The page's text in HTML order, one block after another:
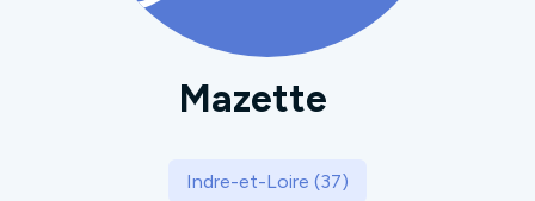
Mazette
Indre-et-Loire (37)